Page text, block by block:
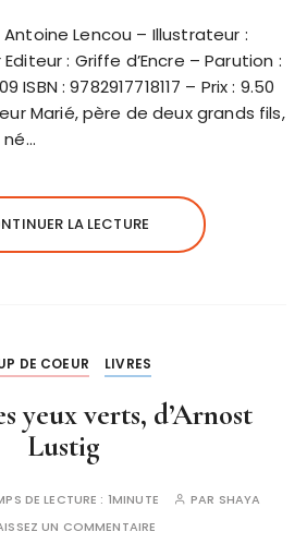
Lencou – Illustrateur :
Editeur : Griffe d’Encre – Parution :
ISBN : 9782917718117 – Prix : 9.50
Marié, père de deux grands fils,
LA LECTURE
DE COEUR LIVRES
yeux verts, d’Arnost
Lustig
DE LECTURE : 1MINUTE PAR SHAYA
UN COMMENTAIRE